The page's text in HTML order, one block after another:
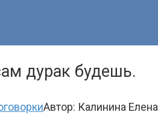
дурак будешь.
Автор: Калинина Елена